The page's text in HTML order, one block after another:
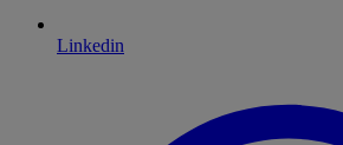
Linkedin